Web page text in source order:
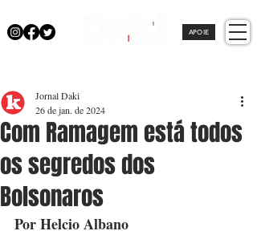
APOIE
Com Ramagem está todos
os segredos dos
Bolsonaros
Jornal Daki
26 de jan. de 2024
Por Helcio Albano